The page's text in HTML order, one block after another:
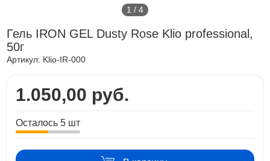
1 / 4
Гель IRON GEL Dusty Rose Klio professional,
50г
Артикул: Klio-IR-000
1.050,00 руб.
Осталось 5 шт